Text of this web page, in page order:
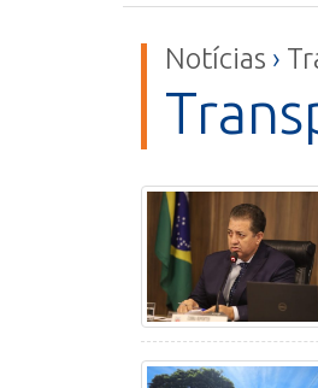
Notícias ›